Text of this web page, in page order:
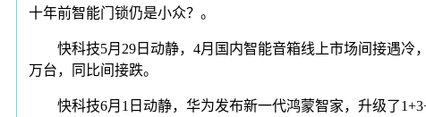
十年前智能门锁仍是小众？。
快科技5月29日动静，4月国内智能音箱线上市场间接遇冷
万台，同比间接跌。
快科技6月1日动静，华为发布新一代鸿蒙智家，升级了